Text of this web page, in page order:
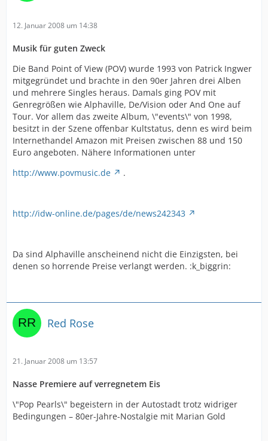
12. Januar 2008 um 14:38
Musik für guten Zweck
Die Band Point of View (POV) wurde 1993 von Patrick Ingwer
mitgegründet und brachte in den 90er Jahren drei Alben
und mehrere Singles heraus. Damals ging POV mit
Genregrößen wie Alphaville, De/Vision oder And One auf
Tour. Vor allem das zweite Album, \"events\" von 1998,
besitzt in der Szene offenbar Kultstatus, denn es wird beim
Internethandel Amazon mit Preisen zwischen 88 und 150
Euro angeboten. Nähere Informationen unter
http://www.povmusic.de
.
http://idw-online.de/pages/de/news242343
Da sind Alphaville anscheinend nicht die Einzigsten, bei
denen so horrende Preise verlangt werden. :k_biggrin:
Red Rose
21. Januar 2008 um 13:57
Nasse Premiere auf verregnetem Eis
\"Pop Pearls\" begeistern in der Autostadt trotz widriger
Bedingungen – 80er-Jahre-Nostalgie mit Marian Gold